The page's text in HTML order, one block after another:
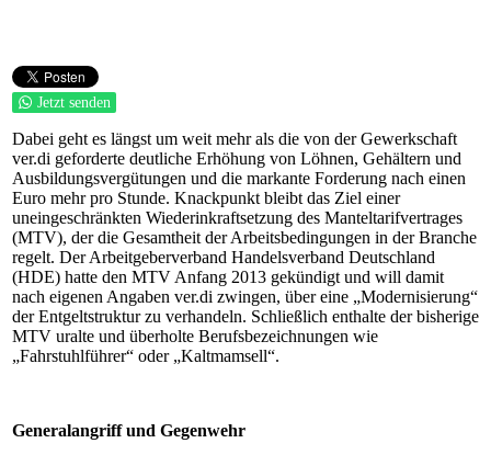
Jetzt senden
Dabei geht es längst um weit mehr als die von der Gewerkschaft
ver.di geforderte deutliche Erhöhung von Löhnen, Gehältern und
Ausbildungsvergütungen und die markante Forderung nach einen
Euro mehr pro Stunde. Knackpunkt bleibt das Ziel einer
uneingeschränkten Wiederinkraftsetzung des Manteltarifvertrages
(MTV), der die Gesamtheit der Arbeitsbedingungen in der Branche
regelt. Der Arbeitgeberverband Handelsverband Deutschland
(HDE) hatte den MTV Anfang 2013 gekündigt und will damit
nach eigenen Angaben ver.di zwingen, über eine „Modernisierung“
der Entgeltstruktur zu verhandeln. Schließlich enthalte der bisherige
MTV uralte und überholte Berufsbezeichnungen wie
„Fahrstuhlführer“ oder „Kaltmamsell“.
Generalangriff und Gegenwehr